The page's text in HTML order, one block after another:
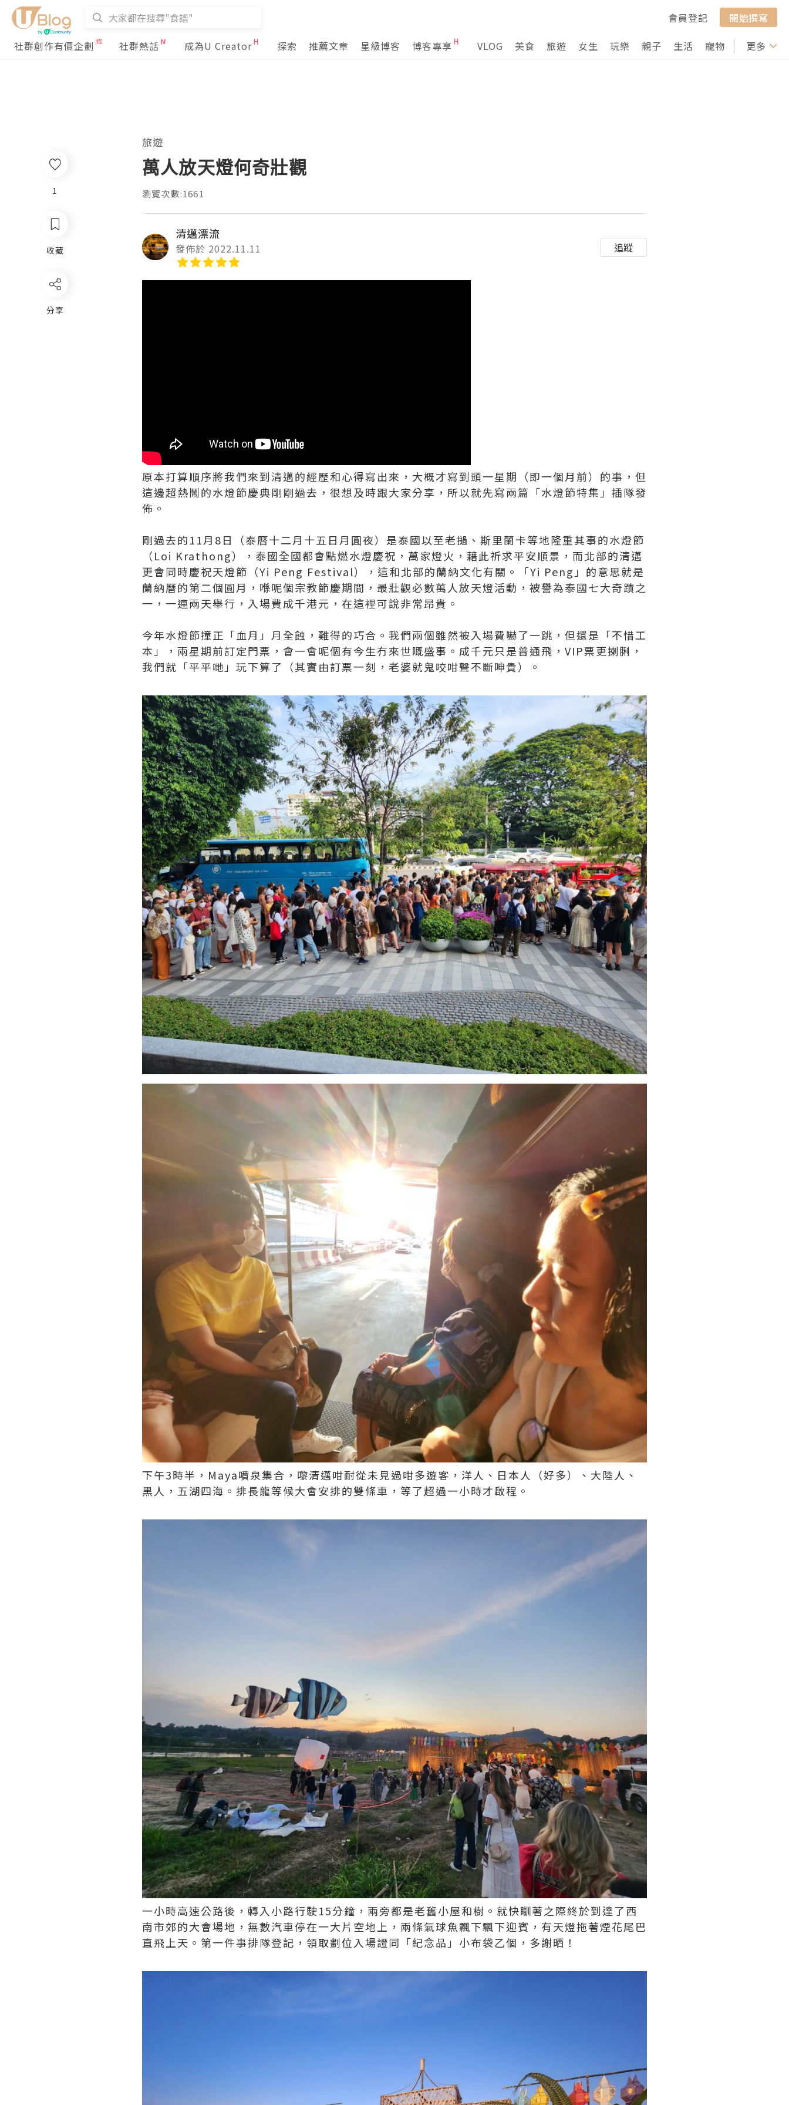
會員登記
開始撰寫
社群創作有價企劃
社群熱話 成為U Creator 探索 推薦文章 星級博客 博客專享 VLOG 美食 旅遊 女生 玩樂 親子 生活 寵物 行山 打卡
更多
1
收藏
分享
旅遊
萬人放天燈何奇壯觀
瀏覽次數:1661
清邁漂流
發佈於 2022.11.11 追蹤
原本打算順序將我們來到清邁的經歷和心得寫出來，大概才寫到頭一星期（即一個月前）的事，但
這邊超熱鬧的水燈節慶典剛剛過去，很想及時跟大家分享，所以就先寫兩篇「水燈節特集」插隊發
佈。
剛過去的11月8日（泰曆十二月十五日月圓夜）是泰國以至老撾、斯里蘭卡等地隆重其事的水燈節
（Loi Krathong），泰國全國都會點燃水燈慶祝，萬家燈火，藉此祈求平安順景，而北部的清邁
更會同時慶祝天燈節（Yi Peng Festival），這和北部的蘭納文化有關。「Yi Peng」的意思就是
蘭納曆的第二個圓月，喺呢個宗教節慶期間，最壯觀必數萬人放天燈活動，被譽為泰國七大奇蹟之
一，一連兩天舉行，入場費成千港元，在這裡可說非常昂貴。
今年水燈節撞正「血月」月全蝕，難得的巧合。我們兩個雖然被入場費嚇了一跳，但還是「不惜工
本」，兩星期前訂定門票，會一會呢個有今生冇來世嘅盛事。成千元只是普通飛，VIP票更揦脷，
我們就「平平哋」玩下算了（其實由訂票一刻，老婆就鬼咬咁聲不斷呻貴）。
下午3時半，Maya噴泉集合，嚟清邁咁耐從未見過咁多遊客，洋人、日本人（好多）、大陸人、
黑人，五湖四海。排長龍等候大會安排的雙條車，等了超過一小時才啟程。
一小時高速公路後，轉入小路行駛15分鐘，兩旁都是老舊小屋和樹。就快瞓著之際終於到達了西
南市郊的大會場地，無數汽車停在一大片空地上，兩條氣球魚飄下飄下迎賓，有天燈拖著煙花尾巴
直飛上天。第一件事排隊登記，領取劃位入場證同「紀念品」小布袋乙個，多謝晒！